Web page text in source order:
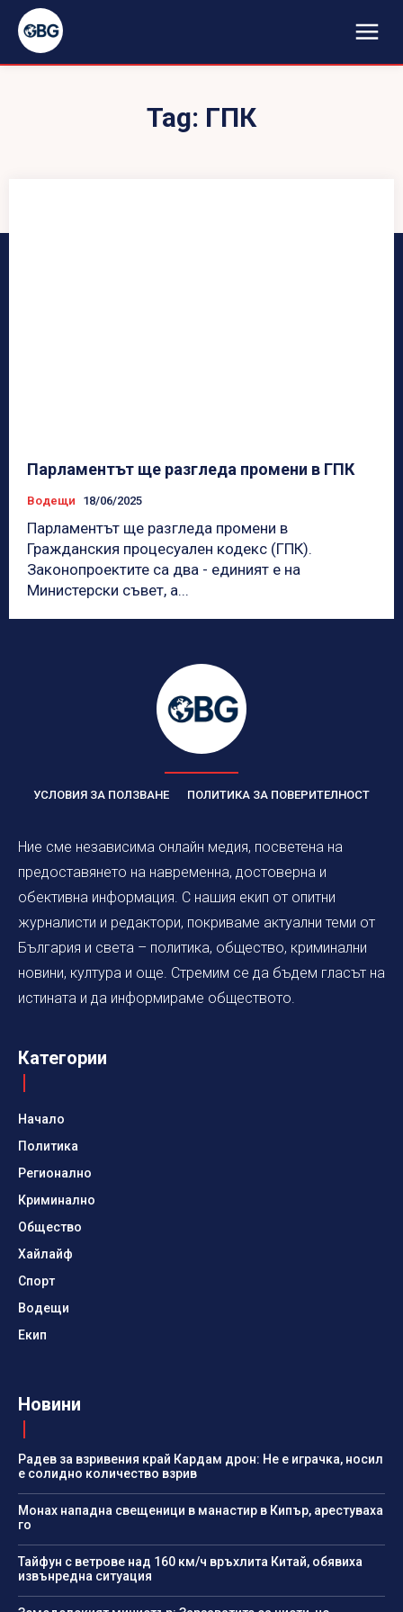
Tag: ГПК
Парламентът ще разгледа промени в ГПК
Водещи 18/06/2025
Парламентът ще разгледа промени в
Гражданския процесуален кодекс (ГПК).
Законопроектите са два - единият е на
Министерски съвет, а...
УСЛОВИЯ ЗА ПОЛЗВАНЕ ПОЛИТИКА ЗА ПОВЕРИТЕЛНОСТ
Ние сме независима онлайн медия, посветена на
предоставянето на навременна, достоверна и
обективна информация. С нашия екип от опитни
журналисти и редактори, покриваме актуални теми от
България и света – политика, общество, криминални
новини, култура и още. Стремим се да бъдем гласът на
истината и да информираме обществото.
Категории
Начало
Политика
Регионално
Криминално
Общество
Хайлайф
Спорт
Водещи
Екип
Новини
Радев за взривения край Кардам дрон: Не е играчка, носил
е солидно количество взрив
Монах нападна свещеници в манастир в Кипър, арестуваха
го
Тайфун с ветрове над 160 км/ч връхлита Китай, обявиха
извънредна ситуация